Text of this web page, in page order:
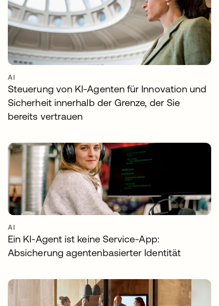
AI
Steuerung von KI-Agenten für Innovation und
Sicherheit innerhalb der Grenze, der Sie
bereits vertrauen
AI
Ein KI-Agent ist keine Service-App:
Absicherung agentenbasierter Identität